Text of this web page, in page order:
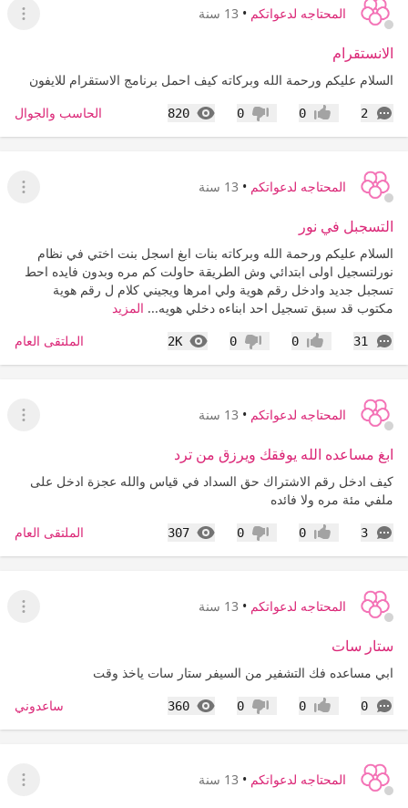
المحتاجه لدعواتكم • 13 سنة
عرض
الانستقرام
السلام عليكم ورحمة الله وبركاته كيف احمل برنامج الاستقرام للايفون
2
التعليقات إعجاب0 عدم إعجاب
0
820
المشاهدات الحاسب والجوال
المحتاجه لدعواتكم • 13 سنة
عرض
التسجبل في نور
السلام عليكم ورحمة الله وبركاته بنات ابغ اسجل بنت اختي في نظام
نورلتسجيل اولى ابتدائي وش الطريقة حاولت كم مره وبدون فايده احط
تسجبل جديد وادخل رقم هوية ولي امرها ويجيني كلام ل رقم هوية
مكتوب قد سبق تسجيل احد ابناءه دخلي هويه... المزيد
31
التعليقات إعجاب0 عدم إعجاب
0
2K
المشاهدات الملتقى العام
المحتاجه لدعواتكم • 13 سنة
عرض
ابغ مساعده الله يوفقك ويرزق من ترد
كيف ادخل رقم الاشتراك حق السداد في قياس والله عجزة ادخل على
ملفي مئة مره ولا فائده
3
التعليقات إعجاب0 عدم إعجاب
0
307
المشاهدات الملتقى العام
المحتاجه لدعواتكم • 13 سنة
عرض
ستار سات
ابي مساعده فك التشفير من السيفر ستار سات ياخذ وقت
0
التعليقات إعجاب0 عدم إعجاب
0
360
المشاهدات ساعدوني
المحتاجه لدعواتكم • 13 سنة
عرض